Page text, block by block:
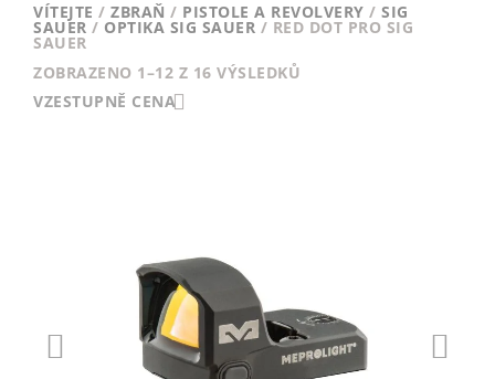
VÍTEJTE / ZBRAŇ / PISTOLE A REVOLVERY / SIG
SAUER / OPTIKA SIG SAUER / RED DOT PRO SIG
SAUER
ZOBRAZENO 1–12 Z 16 VÝSLEDKŮ
VZESTUPNĚ CENA